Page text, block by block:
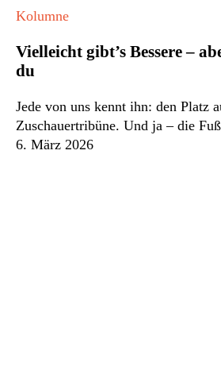
KolumneVielleicht
Bessere
heute
spielst
du
Vielleicht gibt’s Bessere –
du
Jede von uns kennt ihn: den Platz
Zuschauertribüne. Und ja – die
6. März 2026